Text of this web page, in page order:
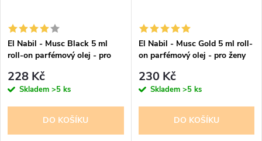
El Nabil - Musc Black 5 ml
roll-on parfémový olej - pro
228 Kč
Skladem >5 ks
DO KOŠÍKU
El Nabil - Musc Gold 5 ml roll-
on parfémový olej - pro ženy
230 Kč
Skladem >5 ks
DO KOŠÍKU